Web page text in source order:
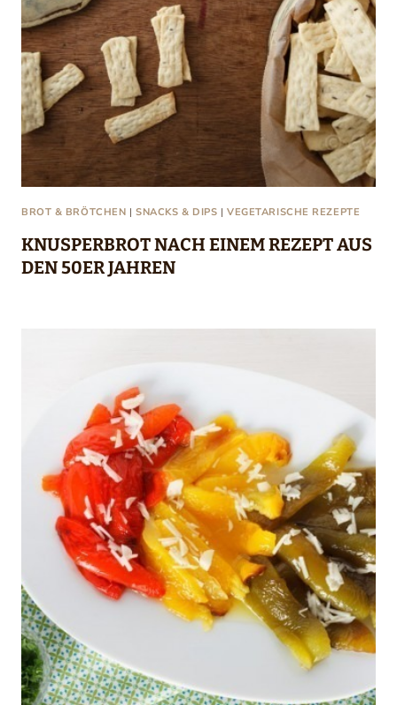
BROT & BRÖTCHEN |SNACKS & DIPS |VEGETARISCHE REZEPTE
KNUSPERBROT NACH EINEM REZEPT AUS
DEN 50ER JAHREN